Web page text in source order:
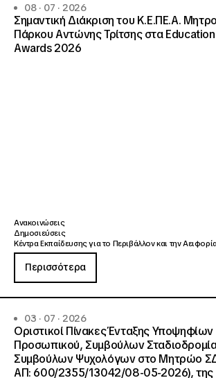
08 · 07 · 2026
Σημαντική Διάκριση του Κ.Ε.ΠΕ.Α.
Πάρκου Αντώνης Τρίτσης στα
Awards 2026
Ανακοινώσεις
Δημοσιεύσεις
Κέντρα Εκπαίδευσης για το Περιβάλλον και την Αειφορία
Περισσότερα
03 · 07 · 2026
Οριστικοί Πίνακες Ένταξης Υποψηφίων
Προσωπικού, Συμβούλων
Συμβούλων Ψυχολόγων στο Μητρώο
ΑΠ: 600/2355/13042/08-05-2026), της